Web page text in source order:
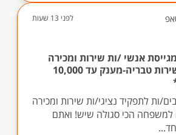
לפני 13 שעות
אנשי /ות שירות ומכירה
למרכז שירות טבריה-מענק עד 10,000
ות לתפקיד נציגי/ות שירות ומכירה
למשפחה הכי סגולה שיש! ואתם